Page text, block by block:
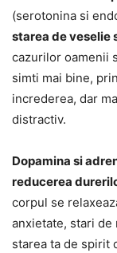
(serotonina si
starea de veselie
cazurilor oamenii
simti mai bine,
increderea, dar
distractiv.
Dopamina si
reducerea
corpul se
anxietate, stari
starea ta de spirit